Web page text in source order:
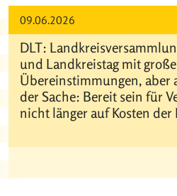
09.06.2026
DLT:
und Landkreistag mit
Übereinstimmungen, aber
der Sache: Bereit sein für
nicht länger auf Kosten der